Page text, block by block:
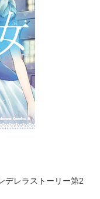
デレラストーリー第2